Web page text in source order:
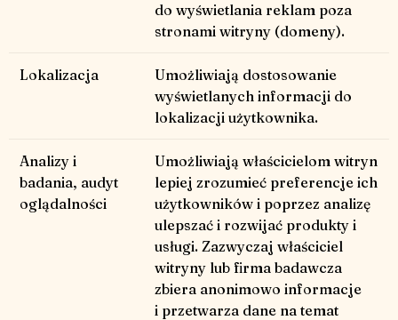
do wyświetlania reklam poza
stronami witryny (domeny).
Lokalizacja
Umożliwiają dostosowanie
wyświetlanych informacji do
lokalizacji użytkownika.
Analizy i
badania, audyt
oglądalności
Umożliwiają właścicielom witryn
lepiej zrozumieć preferencje ich
użytkowników i poprzez analizę
ulepszać i rozwijać produkty i
usługi. Zazwyczaj właściciel
witryny lub firma badawcza
zbiera anonimowo informacje
i przetwarza dane na temat